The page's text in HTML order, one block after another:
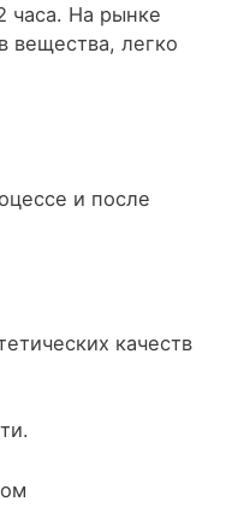
часа. На рынке
вещества, легко
и после
качеств